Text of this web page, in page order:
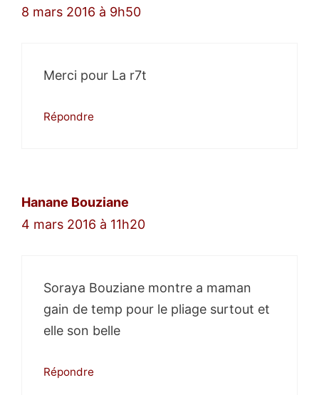
8 mars 2016 à 9h50
Merci pour La r7t
Répondre
Hanane Bouziane
4 mars 2016 à 11h20
Soraya Bouziane montre a maman
gain de temp pour le pliage surtout et
elle son belle
Répondre